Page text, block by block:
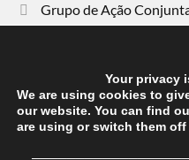
Grupo de Ação
Vida Justa
dezanove
Your privacy
We are using cookies to
our website. You can find
are using or switch them off